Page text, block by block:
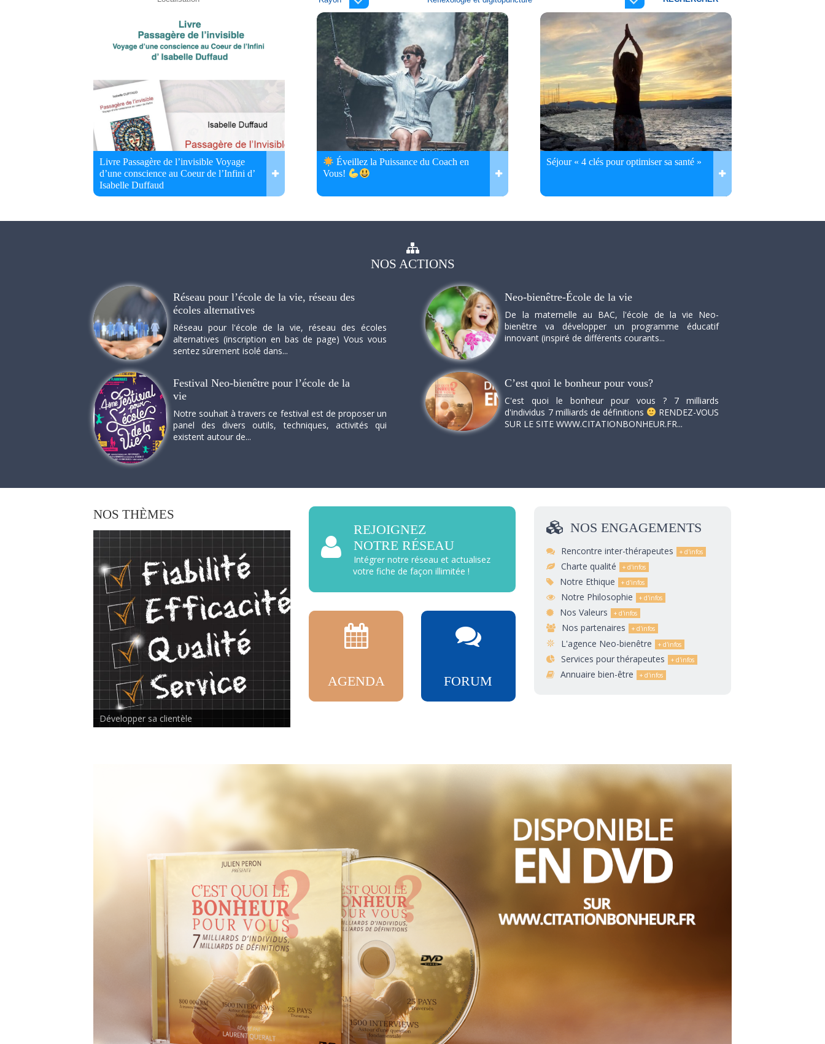
Livre Passagère de l’invisible Voyage
d’une conscience au Coeur de l’Infini d’
Isabelle Duffaud
Éveillez la Puissance du Coach en
Vous!
Séjour « 4 clés pour optimiser sa santé »
NOS ACTIONS
Réseau pour l’école de la vie, réseau des
écoles alternatives
Réseau pour l'école de la vie, réseau des écoles
alternatives (inscription en bas de page) Vous vous
sentez sûrement isolé dans...
Neo-bienêtre-École de la vie
De la maternelle au BAC, l'école de la vie Neo-
bienêtre va développer un programme éducatif
innovant (inspiré de différents courants...
Festival Neo-bienêtre pour l’école de la
vie
Notre souhait à travers ce festival est de proposer un
panel des divers outils, techniques, activités qui
existent autour de...
C’est quoi le bonheur pour vous?
C'est quoi le bonheur pour vous ? 7 milliards
d'individus 7 milliards de définitions
RENDEZ-VOUS
SUR LE SITE WWW.CITATIONBONHEUR.FR...
NOS THÈMES
Rencontre inter-thérapeutes
REJOIGNEZ
NOTRE RÉSEAU
Intégrer notre réseau et actualisez
votre fiche de façon illimitée !
AGENDA FORUM
NOS ENGAGEMENTS
Rencontre inter-thérapeutes
Charte qualité
Notre Ethique
Notre Philosophie
Nos Valeurs
Nos partenaires
L'agence Neo-bienêtre
Services pour thérapeutes
Annuaire bien-être